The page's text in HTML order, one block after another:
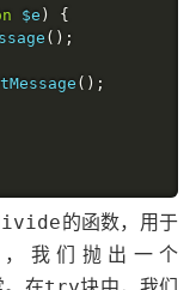
$e )
{
();
();
的函数，用于
我们抛出一个